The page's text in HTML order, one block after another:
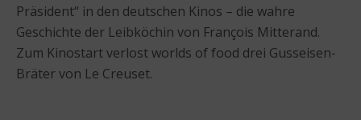
Präsident“ in den deutschen Kinos – die wahre
Geschichte der Leibköchin von François Mitterand.
Zum Kinostart verlost worlds of food drei Gusseisen-
Bräter von Le Creuset.